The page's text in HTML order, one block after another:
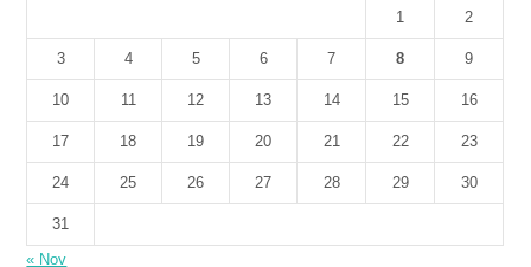
1 2
3 4 5 6 7 8 9
10 11 12 13 14 15 16
17 18 19 20 21 22 23
24 25 26 27 28 29 30
31
« Nov